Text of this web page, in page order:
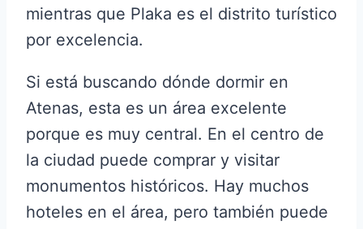
mientras que Plaka es el distrito turístico
por excelencia.
Si está buscando dónde dormir en
Atenas, esta es un área excelente
porque es muy central. En el centro de
la ciudad puede comprar y visitar
monumentos históricos. Hay muchos
hoteles en el área, pero también puede